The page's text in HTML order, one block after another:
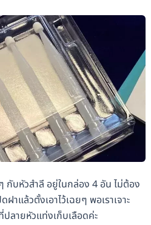
บหัวสำลี อยู่ในกล่อง 4 อัน ไม่ต้อง
แล้วตั้งเอาไว้เฉยๆ พอเราเจาะ
ปลายหัวแท่งเก็บเลือดค่ะ